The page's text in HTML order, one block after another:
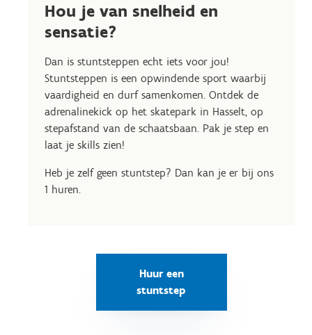
Hou je van snelheid en
sensatie?
Dan is stuntsteppen echt iets voor jou!
Stuntsteppen is een opwindende sport waarbij
vaardigheid en durf samenkomen. Ontdek de
adrenalinekick op het skatepark in Hasselt, op
stepafstand van de schaatsbaan. Pak je step en
laat je skills zien!
Heb je zelf geen stuntstep? Dan kan je er bij ons
1 huren.
Huur een
stuntstep